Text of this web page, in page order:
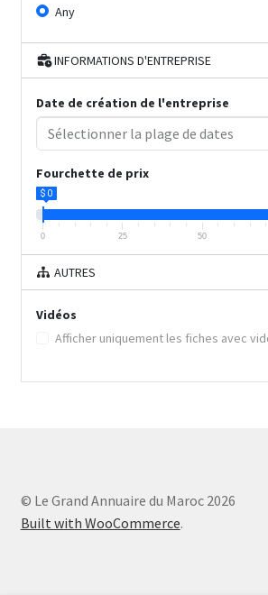
Any
INFORMATIONS D'ENTREPRISE
Date de création de l'entreprise
Fourchette de prix
$ 0
0 25 50
AUTRES
Vidéos
Afficher uniquement les fiches avec
© Le Grand Annuaire du Maroc 2026
Built with WooCommerce.